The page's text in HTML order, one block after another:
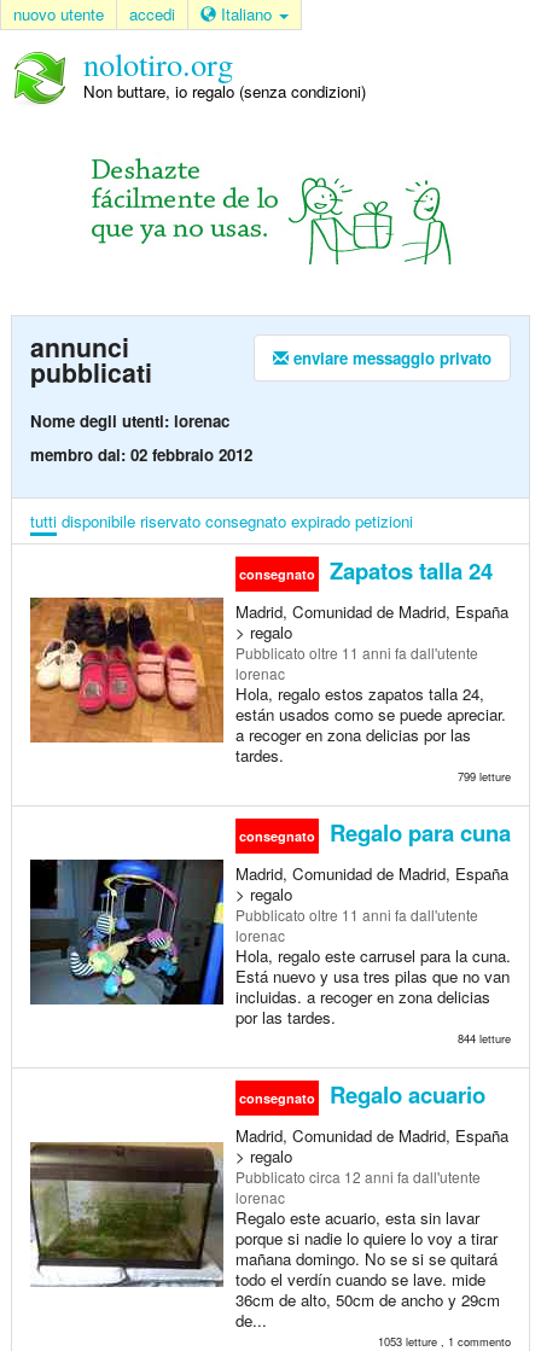
nuovo utente accedi Italiano
nolotiro.org
Non buttare, io regalo (senza condizioni)
enviare messaggio privato
annunci
pubblicati
Nome degli utenti: lorenac
membro dal: 02 febbraio 2012
tutti disponibile riservato consegnato expirado petizioni
consegnato Zapatos talla 24
Madrid, Comunidad de Madrid, España
> regalo
Pubblicato oltre 11 anni fa dall'utente
lorenac
Hola, regalo estos zapatos talla 24,
están usados como se puede apreciar.
a recoger en zona delicias por las
tardes.
799 letture
consegnato Regalo para cuna
Madrid, Comunidad de Madrid, España
> regalo
Pubblicato oltre 11 anni fa dall'utente
lorenac
Hola, regalo este carrusel para la cuna.
Está nuevo y usa tres pilas que no van
incluidas. a recoger en zona delicias
por las tardes.
844 letture
consegnato Regalo acuario
Madrid, Comunidad de Madrid, España
> regalo
Pubblicato circa 12 anni fa dall'utente
lorenac
Regalo este acuario, esta sin lavar
porque si nadie lo quiere lo voy a tirar
mañana domingo. No se si se quitará
todo el verdín cuando se lave. mide
36cm de alto, 50cm de ancho y 29cm
de...
1053 letture , 1 commento